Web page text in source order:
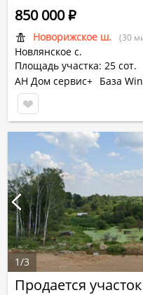
Новорижское ш. (30
Новлянское с.
Площадь участка: 25 сот.
850 000Р
АН Дом сервис+ База
Продается
1/3